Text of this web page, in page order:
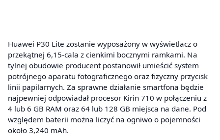
Huawei P30 Lite zostanie wyposażony w wyświetlacz o
przekątnej 6,15-cala z cienkimi bocznymi ramkami. Na
tylnej obudowie producent postanowił umieścić system
potrójnego aparatu fotograficznego oraz fizyczny przycisk
linii papilarnych. Za sprawne działanie smartfona będzie
najpewniej odpowiadał procesor Kirin 710 w połączeniu z
4 lub 6 GB RAM oraz 64 lub 128 GB miejsca na dane. Pod
względem baterii można liczyć na ogniwo o pojemności
około 3,240 mAh.